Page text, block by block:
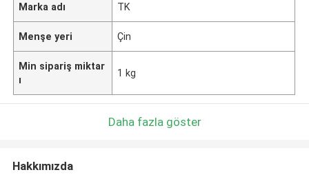
Marka adı TK
Menşe yeri Çin
Min sipariş miktar
ı
1 kg
Daha fazla göster
Hakkımızda